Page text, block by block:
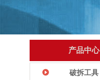
产品中心
破拆工具